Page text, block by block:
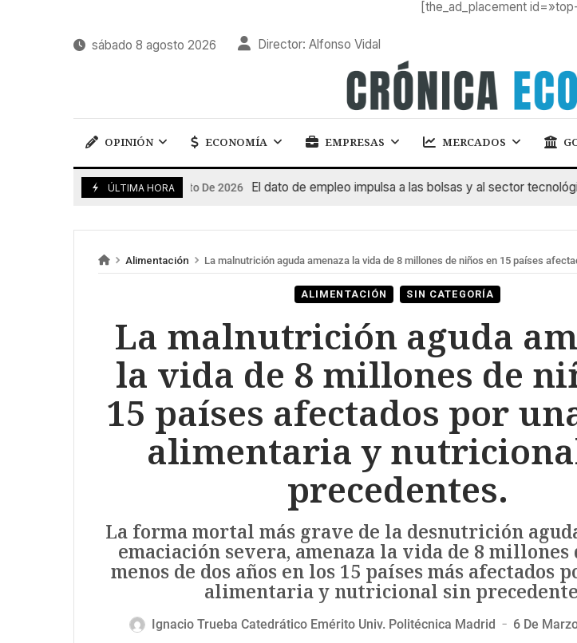
[the_ad_placement
sábado 8 agosto 2026 Director: Alfonso Vidal
OPINIÓN ECONOMÍA EMPRESAS MERCADOS
ÚLTIMA HORA
7 De Agosto De 2026 El dato de empleo impulsa a las bolsas y al sector tecnológico
Alimentación La malnutrición aguda amenaza la vida de 8 millones de niños en 15 países afectados por una crisis
ALIMENTACIÓN SIN CATEGORÍA
La malnutrición aguda
la vida de 8 millones de
15 países afectados por
alimentaria y
precedentes.
La forma mortal más grave de la desnutrición
emaciación severa, amenaza la vida de 8 millones
menos de dos años en los 15 países más afectados
alimentaria y nutricional sin
Ignacio Trueba Catedrático Emérito Univ. Politécnica Madrid — 6 De